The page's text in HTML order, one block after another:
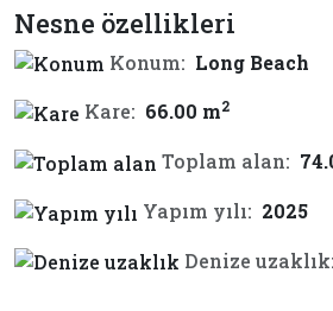
Nesne özellikleri
Konum: Long Beach
Kare: 66.00 m2
Toplam alan:
Yapım yılı: 2025
Denize uzaklık: